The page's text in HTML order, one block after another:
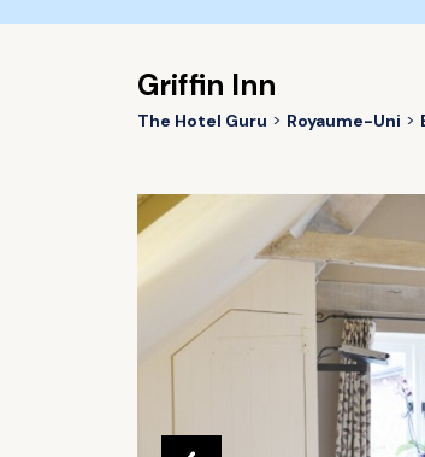
Griffin Inn
The Hotel Guru Royaume-Uni